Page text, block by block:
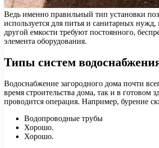
Ведь именно правильный тип установки
используется для питья и санитарных
другой емкости требуют постоянного,
элемента оборудования.
Типы систем
Водоснабжение загородного дома почти
время строительства дома, так и в
проводится операция. Например, бурение
Водопроводные трубы
Хорошо.
Хорошо.